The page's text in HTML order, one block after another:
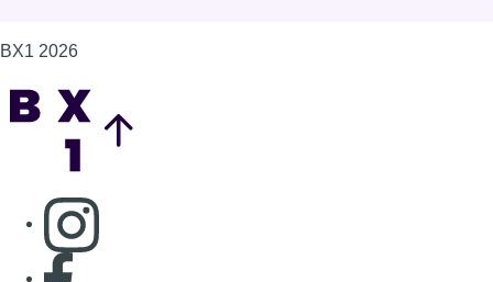
BX1 2026
Consulter page Instagram
Consulter page Facebook